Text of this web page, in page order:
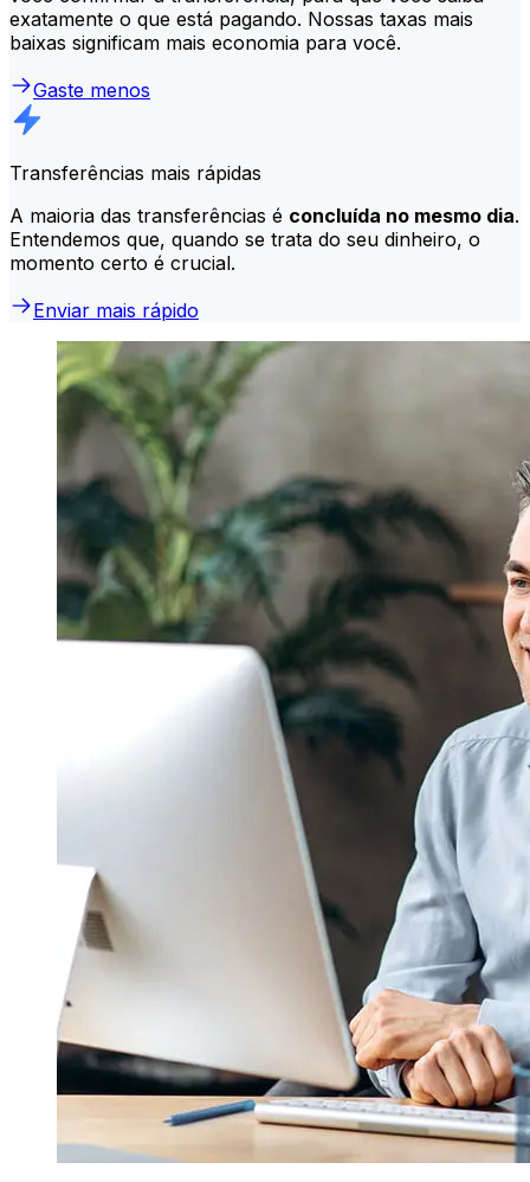
exatamente o que está pagando. Nossas taxas mais
baixas significam mais economia para você.
Gaste menos
Transferências mais rápidas
A maioria das transferências é concluída no mesmo dia.
Entendemos que, quando se trata do seu dinheiro, o
momento certo é crucial.
Enviar mais rápido